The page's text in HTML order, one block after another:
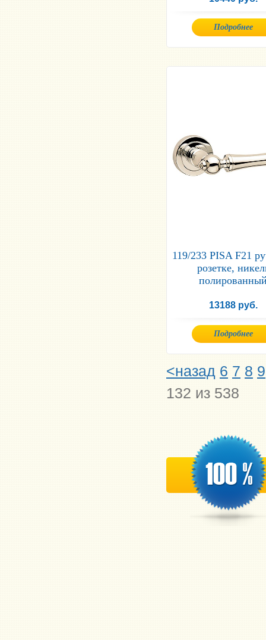
Подробнее
119/233 PISA F21
розетке,
13188 руб.
Подробнее
<назад 6 7 8 9
132 из 538